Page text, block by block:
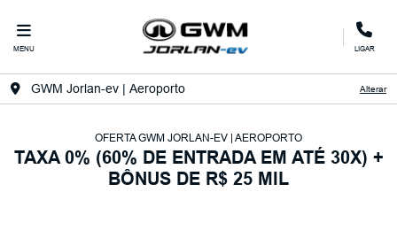
MENU LIGAR
GWM Jorlan-ev | Aeroporto Alterar
OFERTA GWM JORLAN-EV | AEROPORTO
TAXA 0% (60% DE ENTRADA EM ATÉ 30X) +
BÔNUS DE R$ 25 MIL